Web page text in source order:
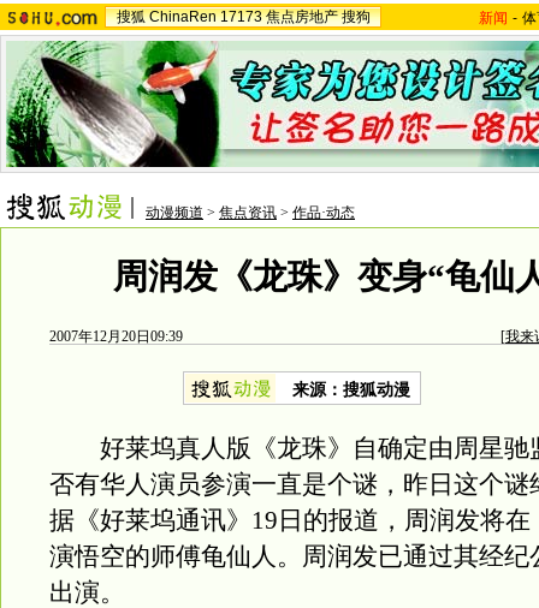
搜狐 ChinaRen 17173 焦点房地产 搜狗 新闻 -
动漫频道 > 焦点资讯 > 作品·动态
周润发《龙珠》变身“龟仙
2007年12月20日09:39 [我来
来源：搜狐动漫
好莱坞真人版《龙珠》自确定由周星驰
否有华人演员参演一直是个谜，昨日这个谜
据《好莱坞通讯》19日的报道，周润发将
演悟空的师傅龟仙人。周润发已通过其经纪
出演。